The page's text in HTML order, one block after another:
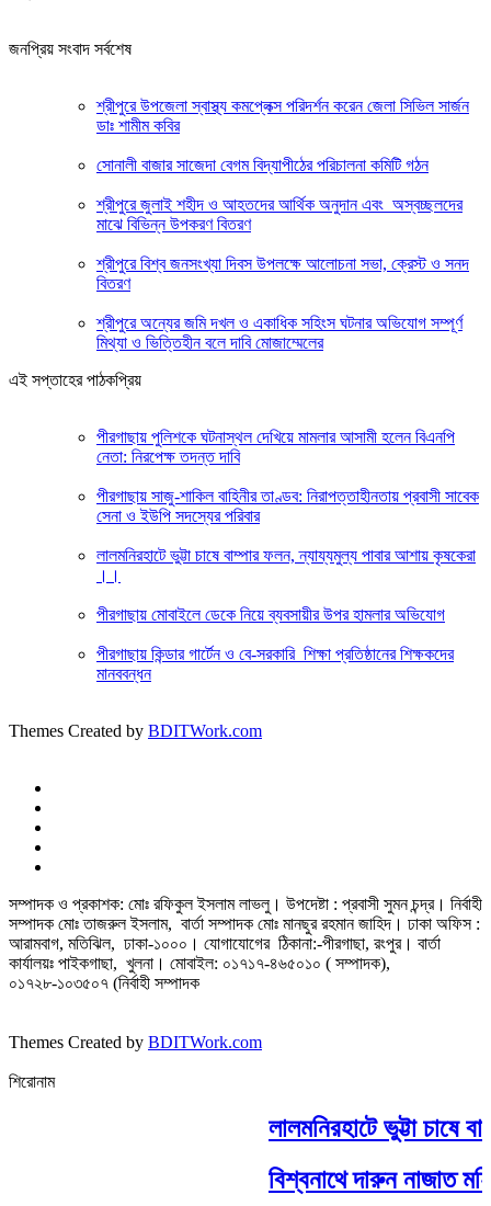
জনপ্রিয় সংবাদ সর্বশেষ
শ্রীপুরে উপজেলা স্বাস্থ্য কমপ্লেক্স পরিদর্শন করেন জেলা সিভিল সার্জন
ডাঃ শামীম কবির
সোনালী বাজার সাজেদা বেগম বিদ্যাপীঠের পরিচালনা কমিটি গঠন
শ্রীপুরে জুলাই শহীদ ও আহতদের আর্থিক অনুদান এবং অস্বচ্ছলদের
মাঝে বিভিন্ন উপকরণ বিতরণ
শ্রীপুরে বিশ্ব জনসংখ্যা দিবস উপলক্ষে আলোচনা সভা, ক্রেস্ট ও সনদ
বিতরণ
শ্রীপুরে অন্যের জমি দখল ও একাধিক সহিংস ঘটনার অভিযোগ সম্পূর্ণ
মিথ্যা ও ভিত্তিহীন বলে দাবি মোজাম্মেলের
এই সপ্তাহের পাঠকপ্রিয়
পীরগাছায় পুলিশকে ঘটনাস্থল দেখিয়ে মামলার আসামী হলেন বিএনপি
নেতা: নিরপেক্ষ তদন্ত দাবি
পীরগাছায় সাজু-শাকিল বাহিনীর তাণ্ডব: নিরাপত্তাহীনতায় প্রবাসী সাবেক
সেনা ও ইউপি সদস্যের পরিবার
লালমনিরহাটে ভুট্টা চাষে বাম্পার ফলন, ন্যায্যমুল্য পাবার আশায় কৃষকেরা
।।
পীরগাছায় মোবাইলে ডেকে নিয়ে ব্যবসায়ীর উপর হামলার অভিযোগ
পীরগাছায় কিন্ডার গার্টেন ও বে-সরকারি শিক্ষা প্রতিষ্ঠানের শিক্ষকদের
মানববন্ধন
Themes Created by BDITWork.com
সম্পাদক ও প্রকাশক: মোঃ রফিকুল ইসলাম লাভলু। উপদেষ্টা : প্রবাসী সুমন চন্দ্র। নির্বাহী
সম্পাদক মোঃ তাজরুল‌‌ ইসলাম, বার্তা সম্পাদক মোঃ মানছুর রহমান জাহিদ। ঢাকা অফিস :
আরামবাগ, মতিঝিল, ঢাকা-১০০০। যোগাযোগের ঠিকানা:-পীরগাছা‌, রংপুর। বার্তা
কার্যালয়ঃ পাইকগাছা, খুলনা। মোবাইল: ০১৭১৭-৪৬৫০১০ ( সম্পাদক),
০১৭২৮-১০৩৫০৭ (নির্বাহী সম্পাদক
Themes Created by BDITWork.com
শিরোনাম
লালমনিরহাটে ভুট্টা চাষে
বিশ্বনাথে দারুন নাজাত